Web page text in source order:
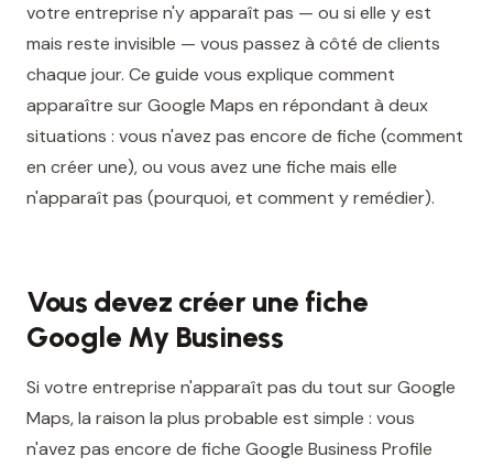
votre entreprise n'y apparaît pas — ou si elle y est
mais reste invisible — vous passez à côté de clients
chaque jour. Ce guide vous explique comment
apparaître sur Google Maps en répondant à deux
situations : vous n'avez pas encore de fiche (comment
en créer une), ou vous avez une fiche mais elle
n'apparaît pas (pourquoi, et comment y remédier).
Vous devez créer une fiche
Google My Business
Si votre entreprise n'apparaît pas du tout sur Google
Maps, la raison la plus probable est simple : vous
n'avez pas encore de fiche Google Business Profile